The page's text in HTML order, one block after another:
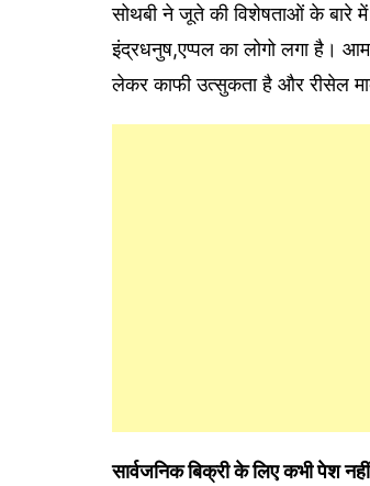
सोथबी ने जूते की विशेषताओं के बारे
इंद्रधनुष,एप्पल का लोगो लगा है।
लेकर काफी उत्सुकता है और रीसेल
सार्वजनिक बिक्री के लिए कभी पेश